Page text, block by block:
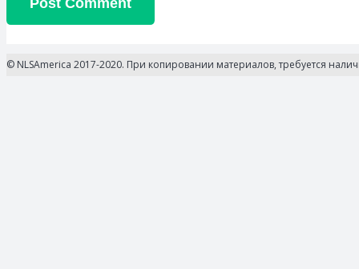
© NLSAmerica 2017-2020. При копировании материалов, требуется